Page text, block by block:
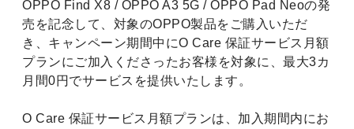
OPPO Find X8 / OPPO A3 5G / OPPO Pad Neoの発
売を記念して、対象のOPPO製品をご購入いただ
き、キャンペーン期間中にO Care 保証サービス月額
プランにご加入くださったお客様を対象に、最大3カ
月間0円でサービスを提供いたします。
O Care 保証サービス月額プランは、加入期間内にお